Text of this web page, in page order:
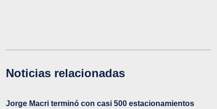
Noticias relacionadas
Jorge Macri terminó con casi 500 estacionamientos